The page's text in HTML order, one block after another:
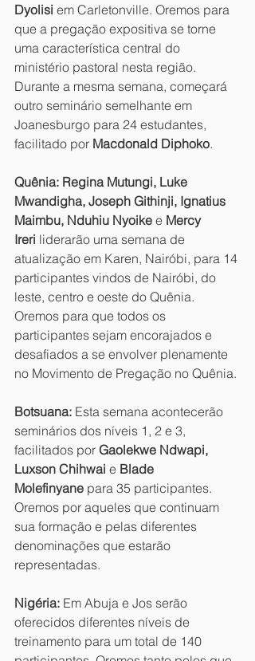
Dyolisi em Carletonville. Oremos para
que a pregação expositiva se torne
uma característica central do
ministério pastoral nesta região.
Durante a mesma semana, começará
outro seminário semelhante em
Joanesburgo para 24 estudantes,
facilitado por Macdonald Diphoko.
Quênia: Regina Mutungi, Luke
Mwandigha, Joseph Githinji, Ignatius
Maimbu, Nduhiu Nyoike e Mercy
Ireri liderarão uma semana de
atualização em Karen, Nairóbi, para 14
participantes vindos de Nairóbi, do
leste, centro e oeste do Quênia.
Oremos para que todos os
participantes sejam encorajados e
desafiados a se envolver plenamente
no Movimento de Pregação no Quênia.
Botsuana: Esta semana acontecerão
seminários dos níveis 1, 2 e 3,
facilitados por Gaolekwe Ndwapi,
Luxson Chihwai e Blade
Molefinyane para 35 participantes.
Oremos por aqueles que continuam
sua formação e pelas diferentes
denominações que estarão
representadas.
Nigéria: Em Abuja e Jos serão
oferecidos diferentes níveis de
treinamento para um total de 140